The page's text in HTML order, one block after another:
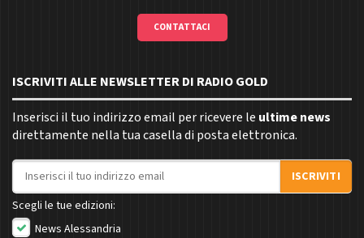
CONTATTACI
ISCRIVITI ALLE NEWSLETTER DI RADIO GOLD
Inserisci il tuo indirizzo email per ricevere le ultime news
direttamente nella tua casella di posta elettronica.
Indirizzo email
ISCRIVITI
Scegli le tue edizioni:
News Alessandria